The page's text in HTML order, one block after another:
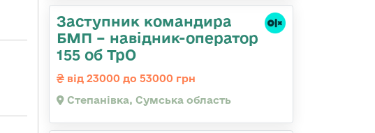
Заступник командира
БМП – навідник-оператор
155 об ТрО
від 23000 до 53000 грн
Степанівка, Сумська область